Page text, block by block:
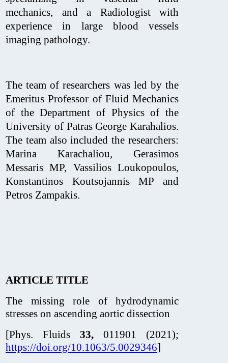
mechanics, and a Radiologist with
experience in large blood vessels
imaging pathology.
The team of researchers was led by the
Emeritus Professor of Fluid Mechanics
of the Department of Physics of the
University of Patras George Karahalios.
The team also included the researchers:
Marina Karachaliou, Gerasimos
Messaris MP, Vassilios Loukopoulos,
Konstantinos Koutsojannis MP and
Petros Zampakis.
ARTICLE TITLE
The missing role of hydrodynamic
stresses on ascending aortic dissection
[Phys. Fluids 33, 011901 (2021);
https://doi.org/10.1063/5.0029346]